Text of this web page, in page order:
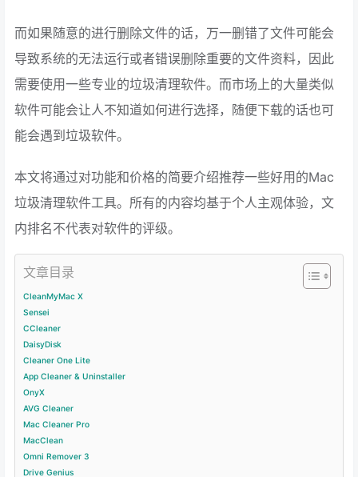
而如果随意的进行删除文件的话，万一删错了文件可能会
导致系统的无法运行或者错误删除重要的文件资料，因此
需要使用一些专业的垃圾清理软件。而市场上的大量类似
软件可能会让人不知道如何进行选择，随便下载的话也可
能会遇到垃圾软件。
本文将通过对功能和价格的简要介绍推荐一些好用的Mac
垃圾清理软件工具。所有的内容均基于个人主观体验，文
内排名不代表对软件的评级。
文章目录
CleanMyMac X
Sensei
CCleaner
DaisyDisk
Cleaner One Lite
App Cleaner & Uninstaller
OnyX
AVG Cleaner
Mac Cleaner Pro
MacClean
Omni Remover 3
Drive Genius